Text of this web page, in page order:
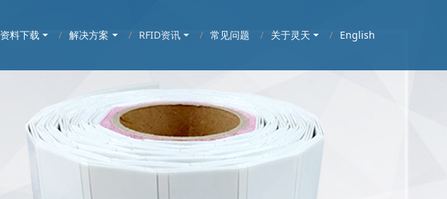
资料下载 解决方案 RFID资讯 常见问题 关于灵天 English